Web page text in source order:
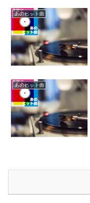
あのヒット曲
あのヒット曲